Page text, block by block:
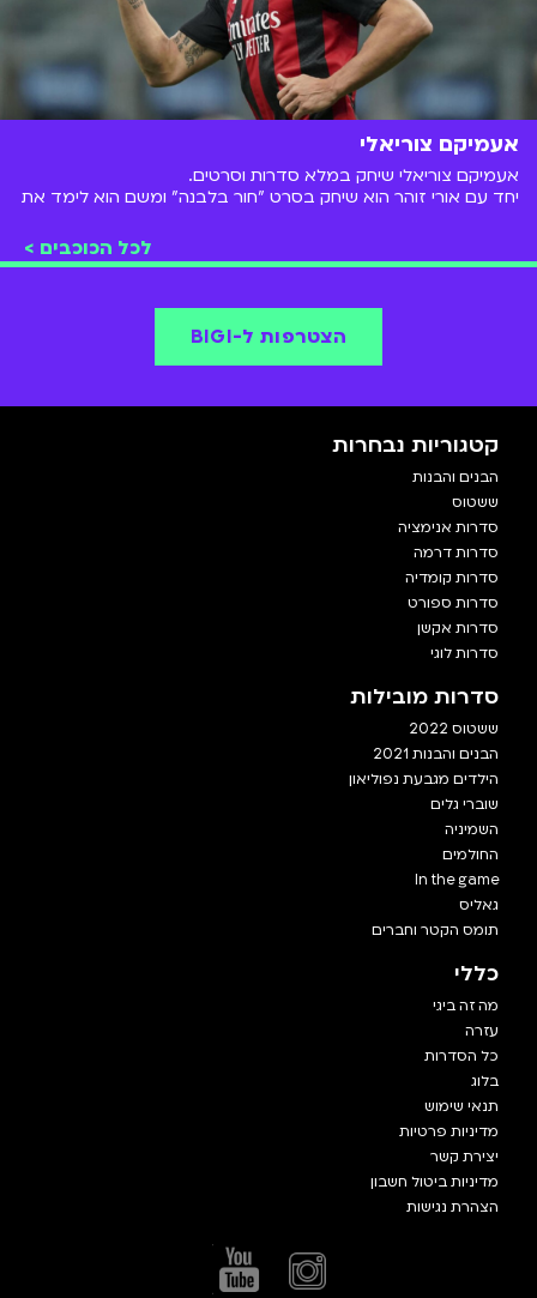
אעמיקם צוריאלי
אעמיקם צוריאלי שיחק במלא סדרות וסרטים.
יחד עם אורי זוהר הוא שיחק בסרט "חור בלבנה" ומשם הוא לימד את
הסדרה האהובה עליו היאששטוסשנת 2008.
הצטרפו אלינו ותראו את המסע של עמיקם ב-BIGI
!
לכל הכוכבים >
הצטרפות ל-BIGI
קטגוריות נבחרות
הבנים והבנות
ששטוס
סדרות אנימציה
סדרות דרמה
סדרות קומדיה
סדרות ספורט
סדרות אקשן
סדרות לוגי
סדרות מובילות
ששטוס 2022
הבנים והבנות 2021
הילדים מגבעת נפוליאון
שוברי גלים
השמיניה
החולמים
In the game
גאליס
תומס הקטר וחברים
כללי
מה זה ביגי
עזרה
כל הסדרות
בלוג
תנאי שימוש
מדיניות פרטיות
יצירת קשר
מדיניות ביטול חשבון
הצהרת נגישות